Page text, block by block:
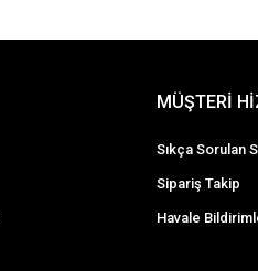
MÜŞTERİ
Sıkça Sorulan
Sipariş Takip
Havale